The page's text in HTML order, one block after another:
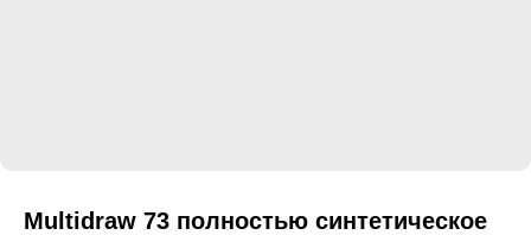
Multidraw 73 полностью синтетическое